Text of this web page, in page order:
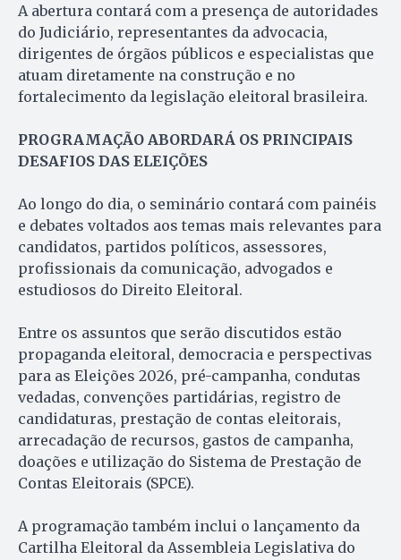
A abertura contará com a presença de autoridades
do Judiciário, representantes da advocacia,
dirigentes de órgãos públicos e especialistas que
atuam diretamente na construção e no
fortalecimento da legislação eleitoral brasileira.
PROGRAMAÇÃO ABORDARÁ OS PRINCIPAIS
DESAFIOS DAS ELEIÇÕES
Ao longo do dia, o seminário contará com painéis
e debates voltados aos temas mais relevantes para
candidatos, partidos políticos, assessores,
profissionais da comunicação, advogados e
estudiosos do Direito Eleitoral.
Entre os assuntos que serão discutidos estão
propaganda eleitoral, democracia e perspectivas
para as Eleições 2026, pré-campanha, condutas
vedadas, convenções partidárias, registro de
candidaturas, prestação de contas eleitorais,
arrecadação de recursos, gastos de campanha,
doações e utilização do Sistema de Prestação de
Contas Eleitorais (SPCE).
A programação também inclui o lançamento da
Cartilha Eleitoral da Assembleia Legislativa do